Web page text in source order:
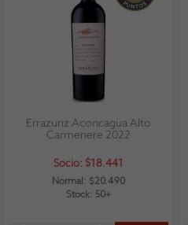
Errazuriz Aconcagua Alto
Carmenere 2022
Socio: $18.441
Normal: $20.490
Stock: 50+